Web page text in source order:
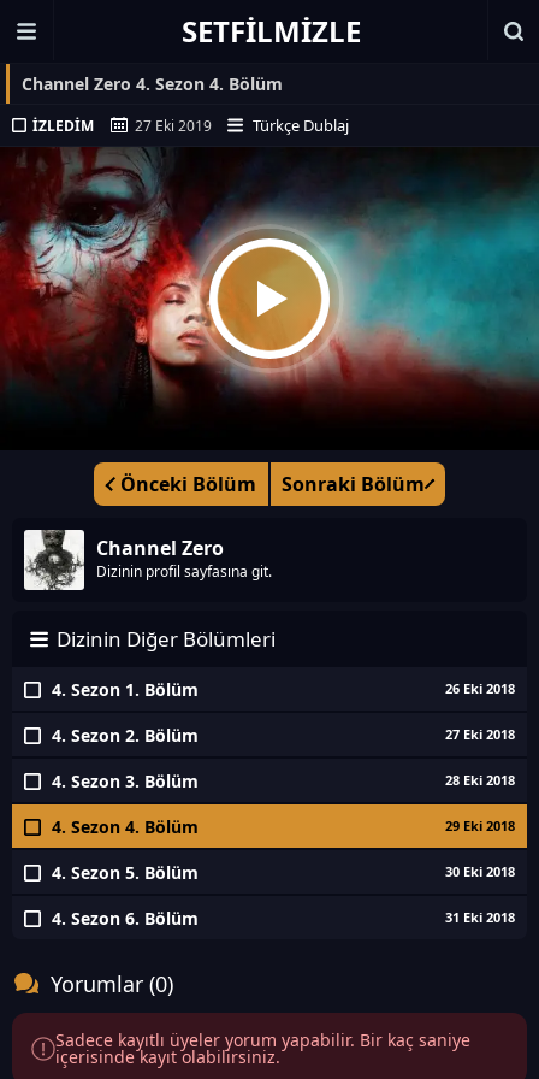
SETFILMIZLE
Channel Zero 4. Sezon 4. Bölüm
İZLEDIM 27 Eki 2019 Türkçe Dublaj
Önceki Bölüm Sonraki Bölüm
Channel Zero
Dizinin profil sayfasına git.
Dizinin Diğer Bölümleri
4. Sezon 1. Bölüm 26 Eki 2018
4. Sezon 2. Bölüm 27 Eki 2018
4. Sezon 3. Bölüm 28 Eki 2018
4. Sezon 4. Bölüm 29 Eki 2018
4. Sezon 5. Bölüm 30 Eki 2018
4. Sezon 6. Bölüm 31 Eki 2018
Yorumlar (0)
Sadece kayıtlı üyeler yorum yapabilir. Bir kaç saniye
içerisinde kayıt olabilirsiniz.